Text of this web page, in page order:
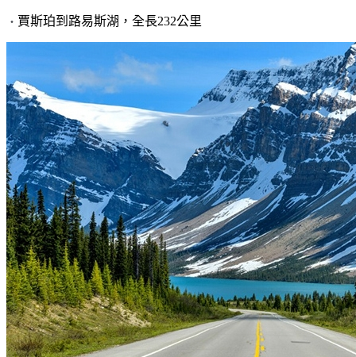
・ 賈斯珀到路易斯湖，全長232公里